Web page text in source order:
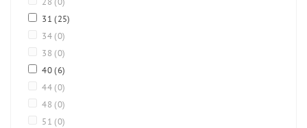
31(25)
34 (0)
38 (0)
40(6)
44 (0)
48 (0)
51 (0)